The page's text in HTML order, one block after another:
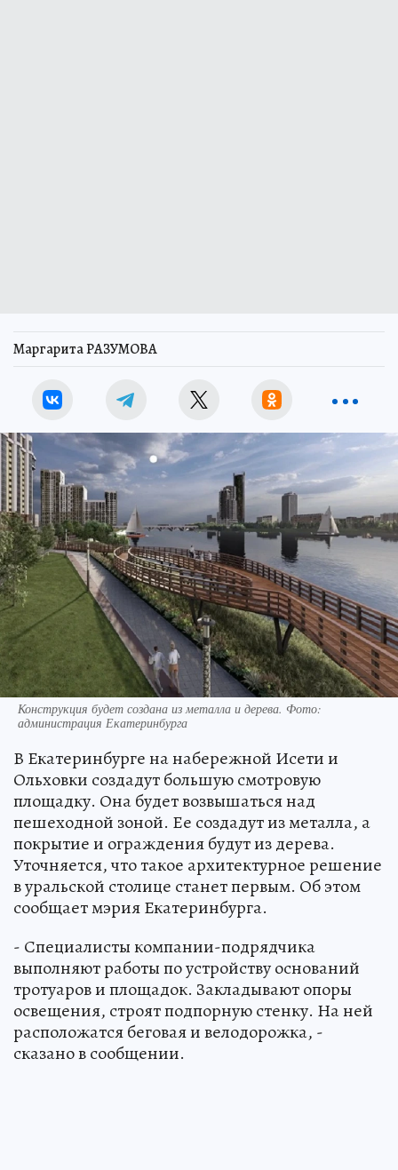
Маргарита РАЗУМОВА
Конструкция будет создана из металла и дерева. Фото:
администрация Екатеринбурга
В Екатеринбурге на набережной Исети и
Ольховки создадут большую смотровую
площадку. Она будет возвышаться над
пешеходной зоной. Ее создадут из металла, а
покрытие и ограждения будут из дерева.
Уточняется, что такое архитектурное решение
в уральской столице станет первым. Об этом
сообщает мэрия Екатеринбурга.
- Специалисты компании-подрядчика
выполняют работы по устройству оснований
тротуаров и площадок. Закладывают опоры
освещения, строят подпорную стенку. На ней
расположатся беговая и велодорожка, -
сказано в сообщении.